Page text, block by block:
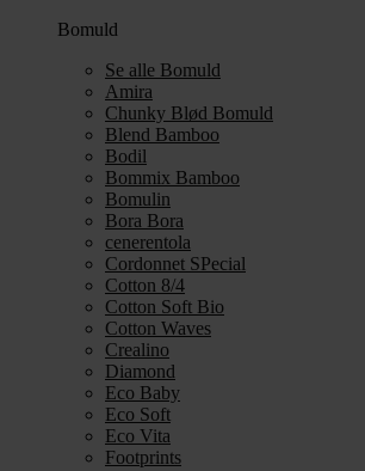
Bomuld
Se alle Bomuld
Amira
Chunky Blød Bomuld
Blend Bamboo
Bodil
Bommix Bamboo
Bomulin
Bora Bora
cenerentola
Cordonnet SPecial
Cotton 8/4
Cotton Soft Bio
Cotton Waves
Crealino
Diamond
Eco Baby
Eco Soft
Eco Vita
Footprints